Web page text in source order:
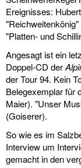
Ereignisses:
"Platten- und
Angesagt ist ein
Doppel-CD der
der Tour 94. Kein
Belegexemplar für
Maier). "Unser
(Goiserer).
So wie es im
Interview um
gemacht in den